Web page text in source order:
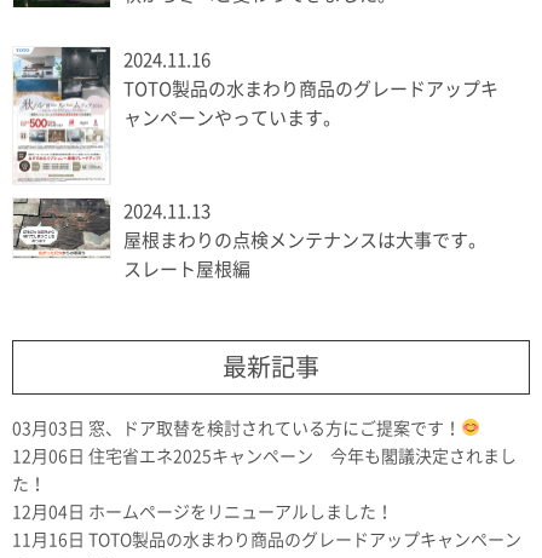
2024.11.16
TOTO製品の水まわり商品のグレードアップキ
ャンペーンやっています。
2024.11.13
屋根まわりの点検メンテナンスは大事です。
スレート屋根編
最新記事
03月03日 窓、ドア取替を検討されている方にご提案です！
12月06日 住宅省エネ2025キャンペーン 今年も閣議決定されまし
た！
12月04日 ホームページをリニューアルしました！
11月16日 TOTO製品の水まわり商品のグレードアップキャンペーン